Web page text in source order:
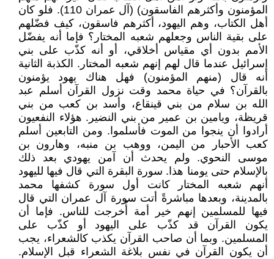
المؤمنون وأكثرهم الفاسقون) (آل عمران 110). فلو كان
أهل الكتاب، وهم اليهود، أكثرهم فاسقون، كيف فضّلهم
على بقية الناس وجعلهم شعبه المختار؟ فإما أنه يفضّل
الأمم بدون أي مقياس أخلاقي، أو أنه كذّب على بني
إسرائيل عندما قال لهم إنهم شعبه المختار. الكذبة الثانية
أنه قال (منهم المؤمنون) فهل هناك يهود يؤمنون
بالقرآن؟ في حياة محمد وقت نزول القرآن أسلم عبد
الله بن سلام من بني قينقاع، وأسد بن كعب من بني
قريظة، ويامين بن عمير من بني النضير. هؤلاء النفعيون
أرادوا أن ينجوا من الموت فأسلموا. ومن التابعين أسلم
كعب الأحبار من اليمن، ووهب بن منبه، وهارون بن
موسى النحوي. ولم يحدث أن آمن يهودي بعد ذلك
بالإسلام حتى يومنا هذا. سورة البقرة التي قال فيها لليهود
أنهم شعبه المختار كانت أول سورة كشفها محمد
بالمدينة، وبعدها مباشرةً أتت سورة آل عمران التي قال
فيها للمسلمين إنهم خير أمة أُخرجت للناس. فإما أن
يكون القرآن قد كذّب على اليهود أو كذّب على
المسلمين. وبما أن صاحب القرآن يكذب كالشعراء، يجب
أن يكون القرآن في نفس بلاغة الشعراء قبل الإسلام.